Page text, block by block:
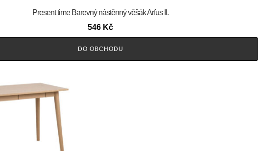
Present time Barevný nástěnný věšák Arfus II.
546 Kč
DO OBCHODU